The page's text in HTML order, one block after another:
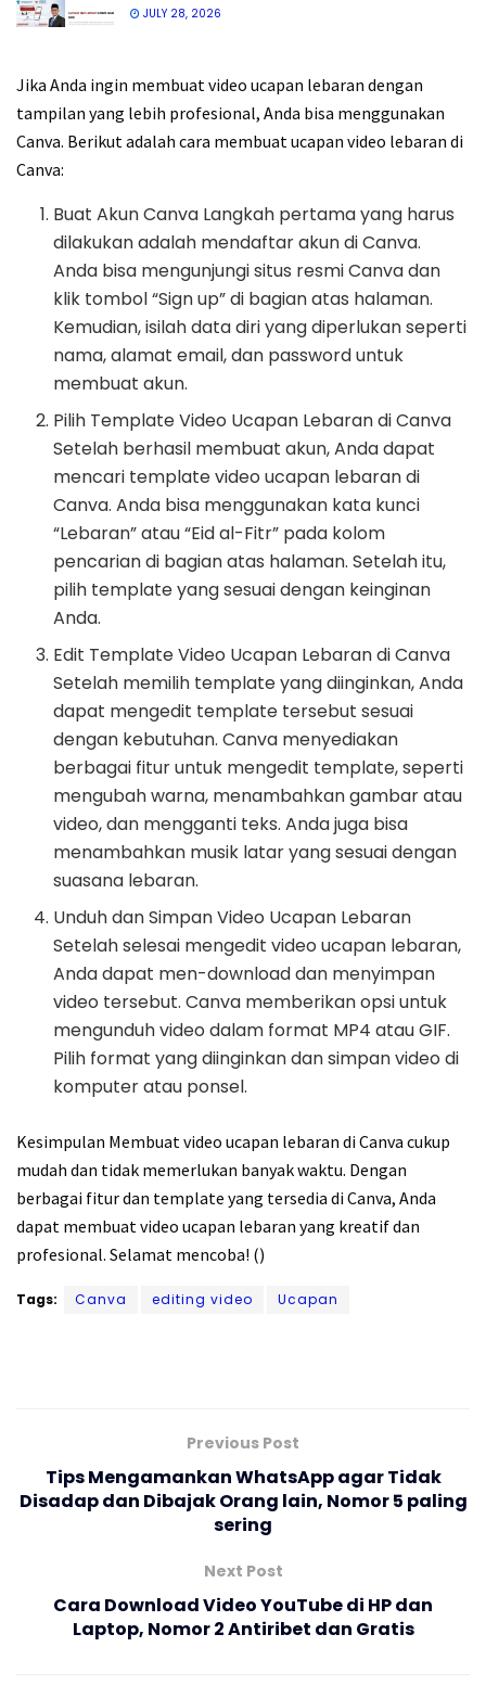
JULY 28, 2026
Jika Anda ingin membuat video ucapan lebaran dengan
tampilan yang lebih profesional, Anda bisa menggunakan
Canva. Berikut adalah cara membuat ucapan video lebaran di
Canva:
Buat Akun Canva Langkah pertama yang harus
dilakukan adalah mendaftar akun di Canva.
Anda bisa mengunjungi situs resmi Canva dan
klik tombol “Sign up” di bagian atas halaman.
Kemudian, isilah data diri yang diperlukan seperti
nama, alamat email, dan password untuk
membuat akun.
Pilih Template Video Ucapan Lebaran di Canva
Setelah berhasil membuat akun, Anda dapat
mencari template video ucapan lebaran di
Canva. Anda bisa menggunakan kata kunci
“Lebaran” atau “Eid al-Fitr” pada kolom
pencarian di bagian atas halaman. Setelah itu,
pilih template yang sesuai dengan keinginan
Anda.
Edit Template Video Ucapan Lebaran di Canva
Setelah memilih template yang diinginkan, Anda
dapat mengedit template tersebut sesuai
dengan kebutuhan. Canva menyediakan
berbagai fitur untuk mengedit template, seperti
mengubah warna, menambahkan gambar atau
video, dan mengganti teks. Anda juga bisa
menambahkan musik latar yang sesuai dengan
suasana lebaran.
Unduh dan Simpan Video Ucapan Lebaran
Setelah selesai mengedit video ucapan lebaran,
Anda dapat men-download dan menyimpan
video tersebut. Canva memberikan opsi untuk
mengunduh video dalam format MP4 atau GIF.
Pilih format yang diinginkan dan simpan video di
komputer atau ponsel.
Kesimpulan Membuat video ucapan lebaran di Canva cukup
mudah dan tidak memerlukan banyak waktu. Dengan
berbagai fitur dan template yang tersedia di Canva, Anda
dapat membuat video ucapan lebaran yang kreatif dan
profesional. Selamat mencoba! ()
Tags: Canva editing video Ucapan
Previous Post
Tips Mengamankan WhatsApp agar Tidak
Disadap dan Dibajak Orang lain, Nomor 5 paling
sering
Next Post
Cara Download Video YouTube di HP dan
Laptop, Nomor 2 Antiribet dan Gratis